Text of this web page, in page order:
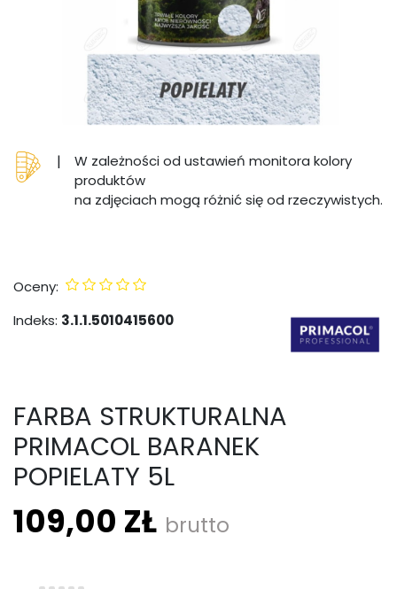
|
W zależności od ustawień monitora kolory
produktów
na zdjęciach mogą różnić się od rzeczywistych.
Oceny:
Indeks: 3.1.1.5010415600
FARBA STRUKTURALNA
PRIMACOL BARANEK
POPIELATY 5L
109,00 ZŁ brutto